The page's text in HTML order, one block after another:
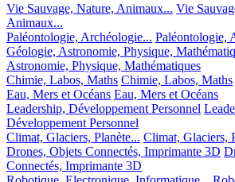
Vie Sauvage, Nature, Animaux... Vie
Animaux...
Paléontologie, Archéologie... Paléontologie,
Géologie, Astronomie, Physique,
Astronomie, Physique, Mathématiques
Chimie, Labos, Maths Chimie, Labos, Maths
Eau, Mers et Océans Eau, Mers et Océans
Leadership, Développement Personnel
Développement Personnel
Climat, Glaciers, Planète... Climat, Glaciers,
Drones, Objets Connectés, Imprimante 3D
Connectés, Imprimante 3D